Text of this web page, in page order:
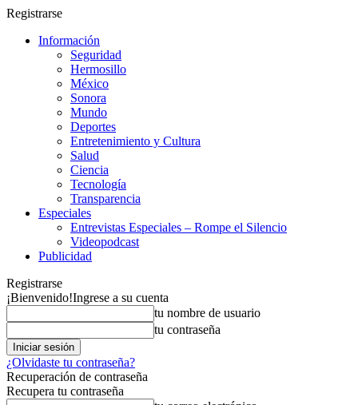
Registrarse
Información
Seguridad
Hermosillo
México
Sonora
Mundo
Deportes
Entretenimiento y Cultura
Salud
Ciencia
Tecnología
Transparencia
Especiales
Entrevistas Especiales – Rompe el Silencio
Videopodcast
Publicidad
Registrarse
¡Bienvenido!Ingrese a su cuenta
tu nombre de usuario
tu contraseña
¿Olvidaste tu contraseña?
Recuperación de contraseña
Recupera tu contraseña